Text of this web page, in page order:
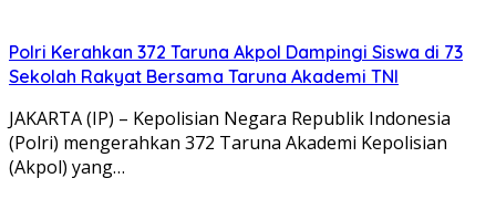
Polri Kerahkan 372 Taruna Akpol Dampingi Siswa di 73
Sekolah Rakyat Bersama Taruna Akademi TNI
JAKARTA (IP) – Kepolisian Negara Republik Indonesia
(Polri) mengerahkan 372 Taruna Akademi Kepolisian
(Akpol) yang…